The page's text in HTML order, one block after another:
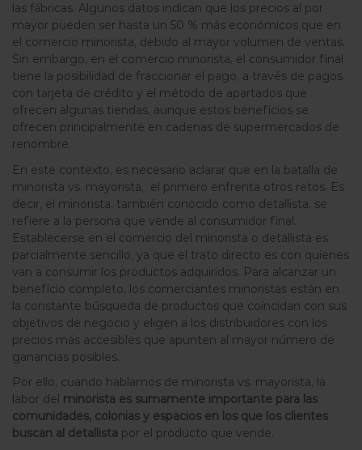
las fábricas. Algunos datos indican que los precios al por
mayor pueden ser hasta un 50 % más económicos que en
el comercio minorista, debido al mayor volumen de ventas.
Sin embargo, en el comercio minorista, el consumidor final
tiene la posibilidad de fraccionar el pago, a través de pagos
con tarjeta de crédito y el método de apartados que
ofrecen algunas tiendas, aunque estos beneficios se
ofrecen principalmente en cadenas de supermercados de
renombre.
En este contexto, es necesario aclarar que en la batalla de
minorista vs. mayorista, el primero enfrenta otros retos. Es
decir, el minorista, también conocido como detallista, se
refiere a la persona que vende al consumidor final.
Establecerse en el comercio del minorista o detallista es
parcialmente sencillo, ya que el trato directo es con quienes
van a consumir los productos adquiridos. Para alcanzar un
beneficio completo, los comerciantes minoristas están en
la constante búsqueda de productos que coincidan con sus
objetivos de negocio y eligen a los distribuidores con los
precios más accesibles que apunten al mayor número de
ganancias posibles.
Por ello, cuando hablamos de minorista vs. mayorista, la
labor del minorista es sumamente importante para las
comunidades, colonias y espacios en los que los clientes
buscan al detallista por el producto que vende.